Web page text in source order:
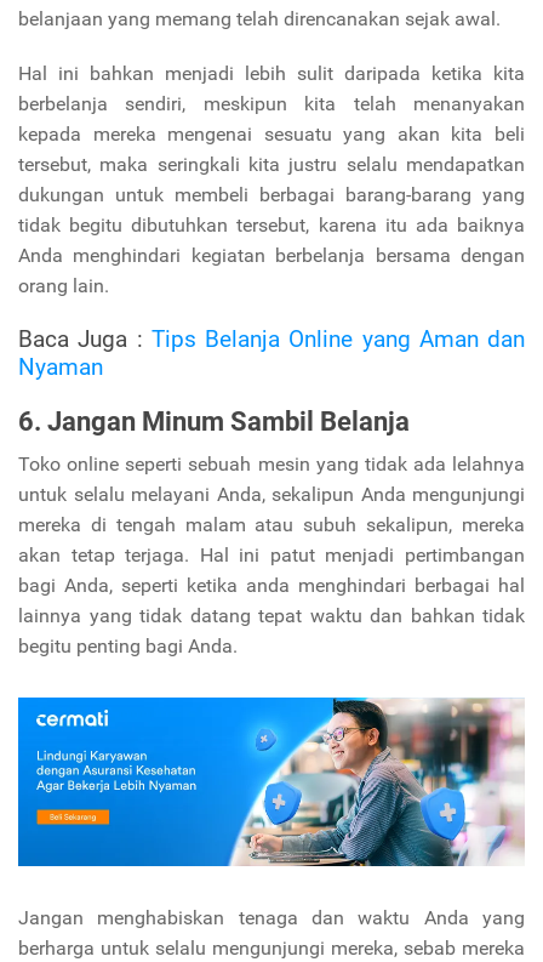
belanjaan yang memang telah direncanakan sejak awal.
Hal ini bahkan menjadi lebih sulit daripada ketika kita
berbelanja sendiri, meskipun kita telah menanyakan
kepada mereka mengenai sesuatu yang akan kita beli
tersebut, maka seringkali kita justru selalu mendapatkan
dukungan untuk membeli berbagai barang-barang yang
tidak begitu dibutuhkan tersebut, karena itu ada baiknya
Anda menghindari kegiatan berbelanja bersama dengan
orang lain.
Baca Juga : Tips Belanja Online yang Aman dan
Nyaman
6. Jangan Minum Sambil Belanja
Toko online seperti sebuah mesin yang tidak ada lelahnya
untuk selalu melayani Anda, sekalipun Anda mengunjungi
mereka di tengah malam atau subuh sekalipun, mereka
akan tetap terjaga. Hal ini patut menjadi pertimbangan
bagi Anda, seperti ketika anda menghindari berbagai hal
lainnya yang tidak datang tepat waktu dan bahkan tidak
begitu penting bagi Anda.
Jangan menghabiskan tenaga dan waktu Anda yang
berharga untuk selalu mengunjungi mereka, sebab mereka